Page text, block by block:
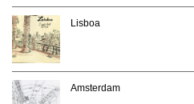
Lisboa
Amsterdam